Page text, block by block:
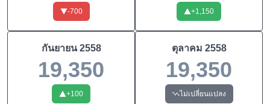
-700 +1,150
กันยายน 2558
19,350
+100
ตุลาคม 2558
19,350
ไม่เปลี่ยนแปลง